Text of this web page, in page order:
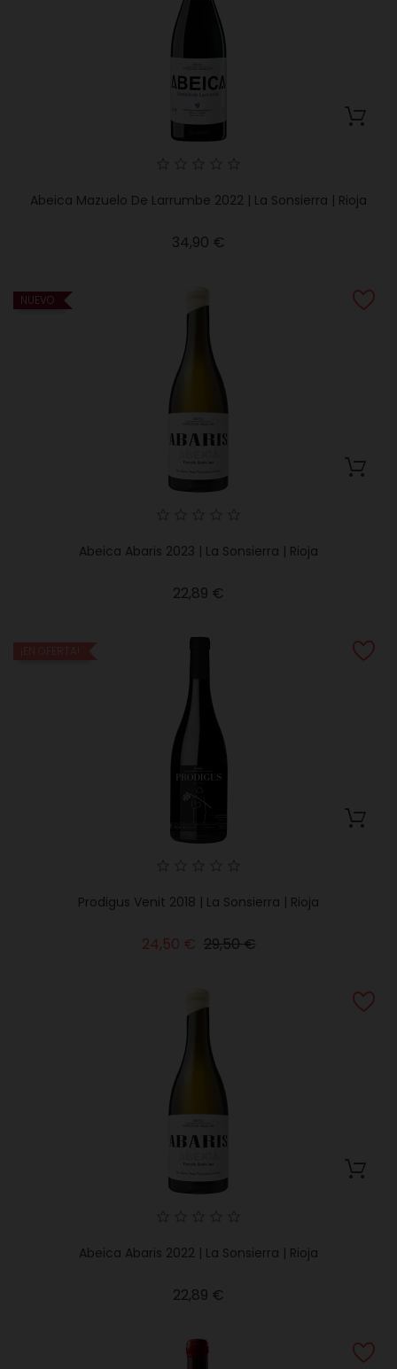
Abeica Mazuelo De Larrumbe 2022 | La Sonsierra | Rioja
34,90 €
NUEVO
Abeica Abaris 2023 | La Sonsierra | Rioja
22,89 €
Prodigus Venit 2018 | La Sonsierra | Rioja
24,50 € Precio
29,50 €Precio
Abeica Abaris 2022 | La Sonsierra | Rioja
22,89 €